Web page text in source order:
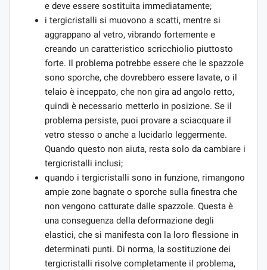
e deve essere sostituita immediatamente;
i tergicristalli si muovono a scatti, mentre si
aggrappano al vetro, vibrando fortemente e
creando un caratteristico scricchiolio piuttosto
forte. Il problema potrebbe essere che le spazzole
sono sporche, che dovrebbero essere lavate, o il
telaio è inceppato, che non gira ad angolo retto,
quindi è necessario metterlo in posizione. Se il
problema persiste, puoi provare a sciacquare il
vetro stesso o anche a lucidarlo leggermente.
Quando questo non aiuta, resta solo da cambiare i
tergicristalli inclusi;
quando i tergicristalli sono in funzione, rimangono
ampie zone bagnate o sporche sulla finestra che
non vengono catturate dalle spazzole. Questa è
una conseguenza della deformazione degli
elastici, che si manifesta con la loro flessione in
determinati punti. Di norma, la sostituzione dei
tergicristalli risolve completamente il problema,